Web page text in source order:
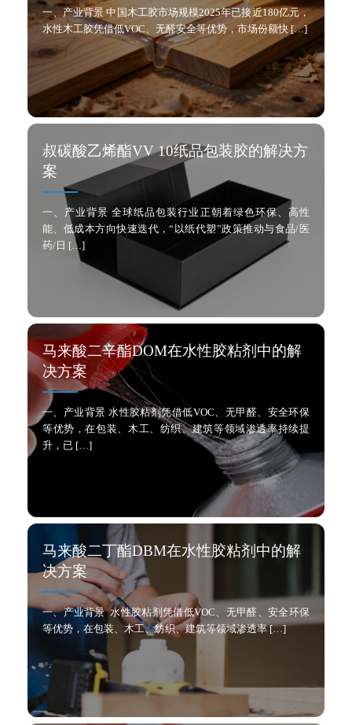
一、产业背景 中国木工胶市场规模2025年已接近180亿元，
水性木工胶凭借低VOC、无醛安全等优势，市场份额快 […]
叔碳酸乙烯酯VV 10纸品包装胶的解决方
案
一、产业背景 全球纸品包装行业正朝着绿色环保、高性
能、低成本方向快速迭代，“以纸代塑”政策推动与食品/医
药/日 […]
马来酸二辛酯DOM在水性胶粘剂中的解
决方案
一、产业背景 水性胶粘剂凭借低VOC、无甲醛、安全环保
等优势，在包装、木工、纺织、建筑等领域渗透率持续提
升，已 […]
马来酸二丁酯DBM在水性胶粘剂中的解
决方案
一、产业背景 水性胶粘剂凭借低VOC、无甲醛、安全环保
等优势，在包装、木工、纺织、建筑等领域渗透率 […]